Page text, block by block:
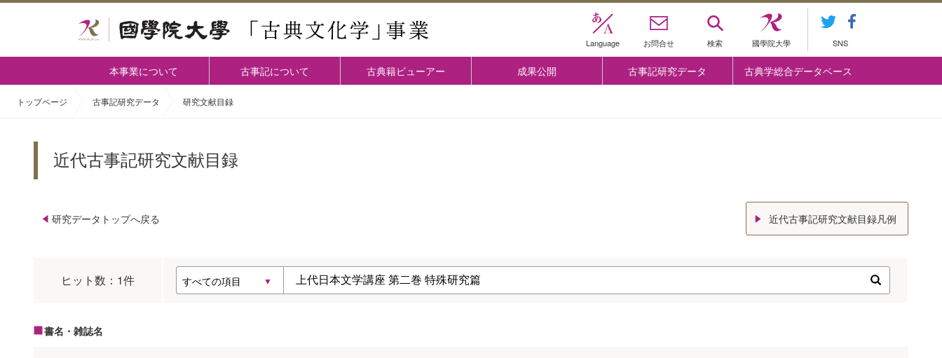
Language お問合せ 検索 國學院大學 SNS
本事業について 古事記について 古典籍ビューアー 成果公開 古事記研究データ 古典学総合データベース
トップページ 古事記研究データ 研究文献目録
近代古事記研究文献目録
研究データトップへ戻る 近代古事記研究文献目録凡例
ヒット数： 1件
書名・雑誌名